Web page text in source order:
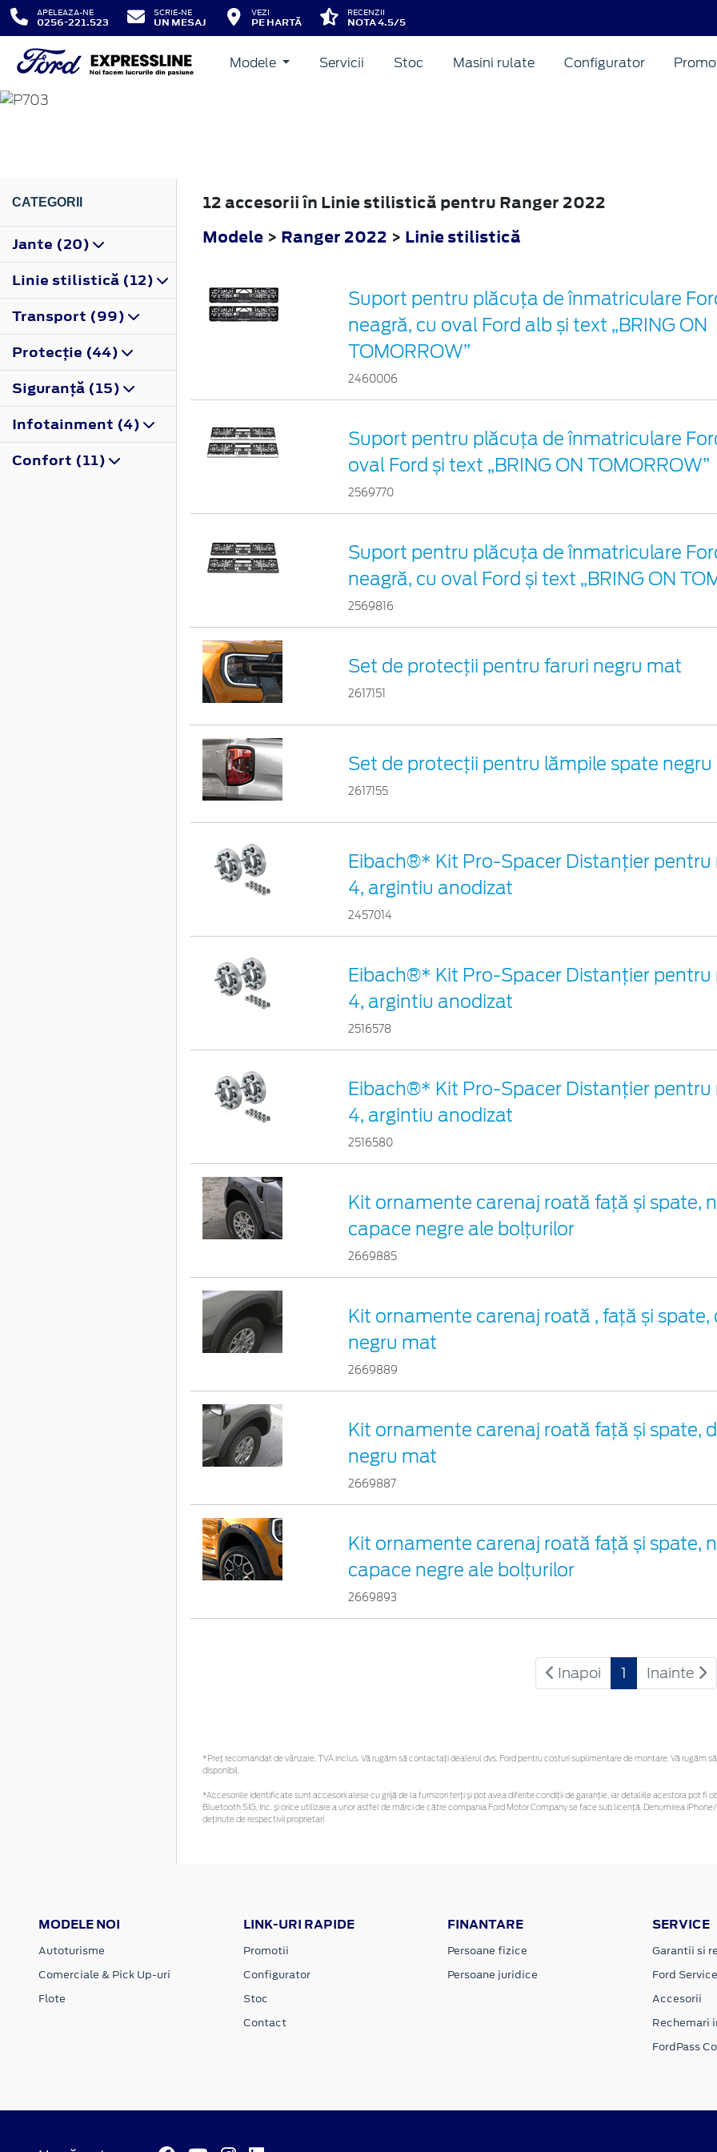
APELEAZA-NE
0256-221.523
SCRIE-NE
UN MESAJ
VEZI
PE HARTĂ
RECENZII
NOTA 4.5/5
Modele Servicii Stoc Masini rulate Configurator
RANGER
CATEGORII
Jante (20)
Linie stilistică (12)
Transport (99)
Protecţie (44)
Siguranţă (15)
Infotainment (4)
Confort (11)
12 accesorii în Linie stilistică pentru Ranger 2022
Modele > Ranger 2022 > Linie stilistică
Suport pentru plăcuța de înmatriculare
neagră, cu oval Ford alb și text „BRING ON
TOMORROW”
2460006
Suport pentru plăcuța de înmatriculare
oval Ford și text „BRING ON TOMORROW”
2569770
Suport pentru plăcuța de înmatriculare
neagră, cu oval Ford și text „BRING ON
2569816
Set de protecții pentru faruri negru mat
2617151
Set de protecții pentru lămpile spate
2617155
Eibach®* Kit Pro-Spacer Distanțier pentru
4, argintiu anodizat
2457014
Eibach®* Kit Pro-Spacer Distanțier pentru
4, argintiu anodizat
2516578
Eibach®* Kit Pro-Spacer Distanțier pentru
4, argintiu anodizat
2516580
Kit ornamente carenaj roată față și spate,
capace negre ale bolțurilor
2669885
Kit ornamente carenaj roată , față și spate,
negru mat
2669889
Kit ornamente carenaj roată față și spate,
negru mat
2669887
Kit ornamente carenaj roată față și spate,
capace negre ale bolțurilor
2669893
Inapoi 1 Inainte
*Preţ recomandat de vânzare, TVA inclus. Vă rugăm să contactaţi dealerul dvs. Ford pentru costuri suplimentare de montare. Vă
disponibil.
*Accesoriile identificate sunt accesorii alese cu grijă de la furnizori terți și pot avea diferite condiții de garanție, iar detaliile acestora pot fi
Bluetooth SIG, Inc. și orice utilizare a unor astfel de mărci de către compania Ford Motor Company se face sub licență. Denumirea
deținute de respectivii proprietari
MODELE NOI
Autoturisme
Comerciale & Pick Up-uri
Flote
LINK-URI RAPIDE
Promotii
Configurator
Stoc
Contact
FINANTARE
Persoane fizice
Persoane juridice
SERVICE
Garantii si
Ford
Accesorii
Rechemari
FordPass